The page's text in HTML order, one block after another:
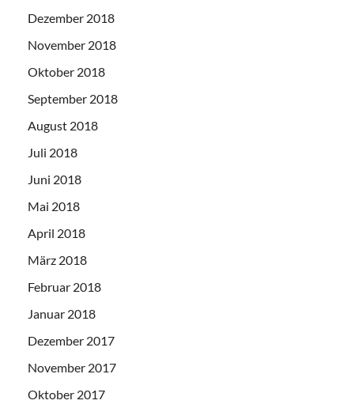
Dezember 2018
November 2018
Oktober 2018
September 2018
August 2018
Juli 2018
Juni 2018
Mai 2018
April 2018
März 2018
Februar 2018
Januar 2018
Dezember 2017
November 2017
Oktober 2017